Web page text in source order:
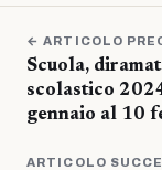
← ARTICOLO
Scuola,
scolastico
gennaio al 10
ARTICOLO